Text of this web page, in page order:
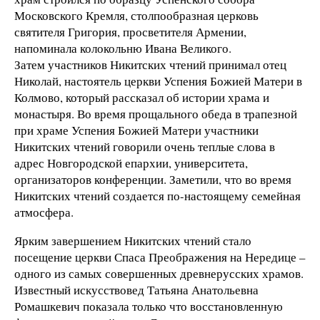
Московского Кремля, столпообразная церковь
святителя Григория, просветителя Армении,
напоминала колокольню Ивана Великого.
Затем участников Никитских чтений принимал отец
Николай, настоятель церкви Успения Божией Матери в
Колмово, который рассказал об истории храма и
монастыря. Во время прощального обеда в трапезной
при храме Успения Божией Матери участники
Никитских чтений говорили очень теплые слова в
адрес Новгородской епархии, университета,
организаторов конференции. Заметили, что во время
Никитских чтений создается по-настоящему семейная
атмосфера.
Ярким завершением Никитских чтений стало
посещение церкви Спаса Преображения на Нередице –
одного из самых совершенных древнерусских храмов.
Известный искусствовед Татьяна Анатольевна
Ромашкевич показала только что восстановленную